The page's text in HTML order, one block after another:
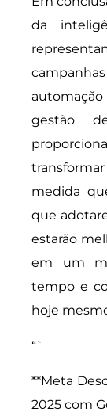
da
gestão
medida
que
estarão
em um
tempo e
hoje
“`
**Meta
2025 com